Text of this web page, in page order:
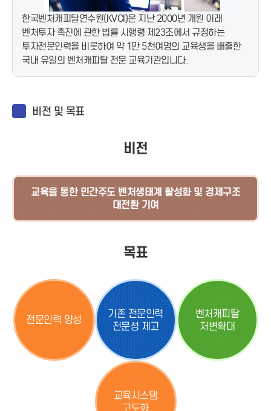
한국벤처캐피탈연수원(KVCI)은 지난 2000년 개원 이래
벤처투자 촉진에 관한 법률 시행령 제23조에서 규정하는
투자전문인력을 비롯하여 약 1만 5천여명의 교육생을 배출한
국내 유일의 벤처캐피탈 전문 교육기관입니다.
비전 및 목표
비전
교육을 통한 민간주도 벤처생태계 활성화 및 경제구조
대전환 기여
목표
전문인력 양성
기존 전문인력
전문성 제고
벤처캐피탈
저변확대
교육시스템
고도화